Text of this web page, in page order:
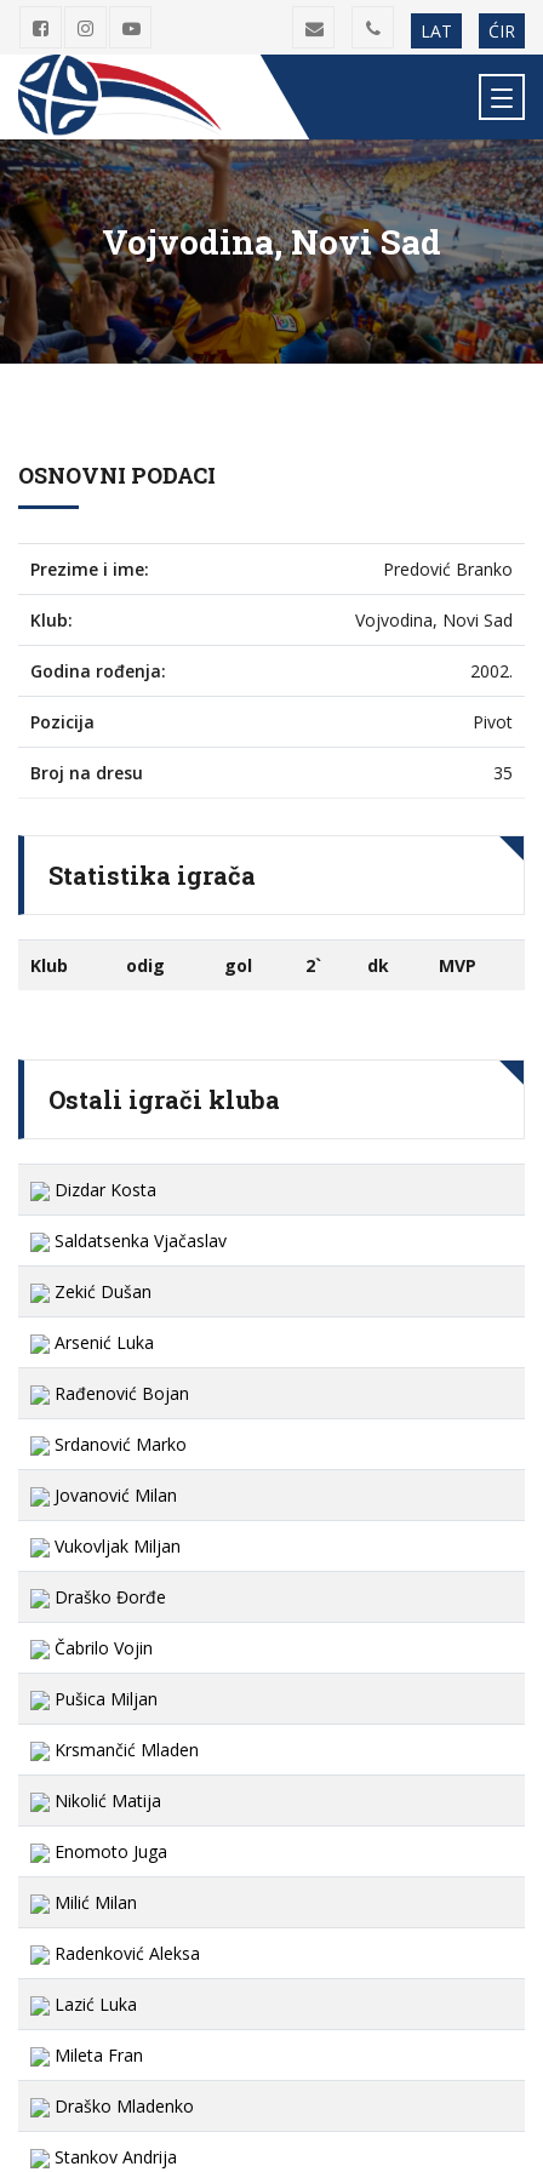
LAT ĆIR
Vojvodina, Novi Sad
OSNOVNI PODACI
Prezime i ime: Predović Branko
Klub: Vojvodina, Novi Sad
Godina rođenja: 2002.
Pozicija Pivot
Broj na dresu 35
Statistika igrača
Klub odig gol 2` dk MVP
Ostali igrači kluba
Dizdar Kosta
Saldatsenka Vjačaslav
Zekić Dušan
Arsenić Luka
Rađenović Bojan
Srdanović Marko
Jovanović Milan
Vukovljak Miljan
Draško Đorđe
Čabrilo Vojin
Pušica Miljan
Krsmančić Mladen
Nikolić Matija
Enomoto Juga
Milić Milan
Radenković Aleksa
Lazić Luka
Mileta Fran
Draško Mladenko
Stankov Andrija